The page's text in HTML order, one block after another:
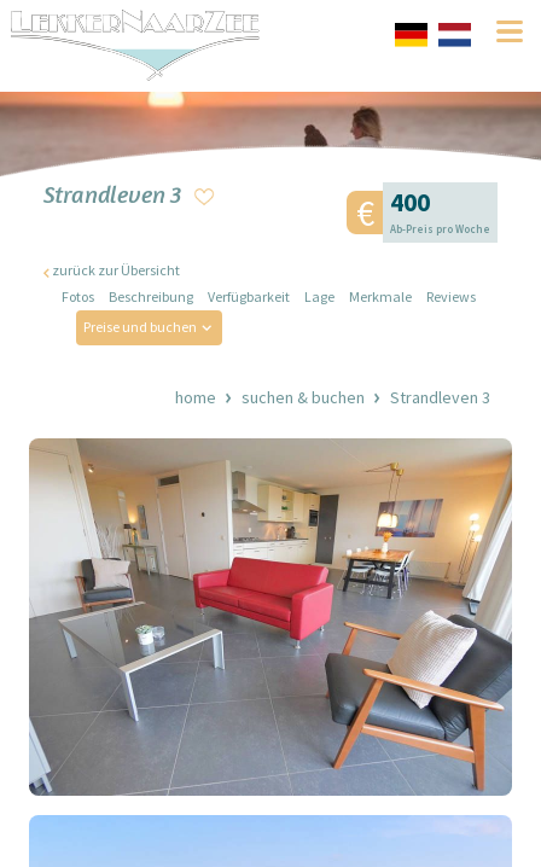
Strandleven 3 400
Ab-Preis pro Woche
zurück zur Übersicht
Fotos
Beschreibung Verfügbarkeit Lage Merkmale
Reviews
Preise und buchen
home suchen & buchen Strandleven 3